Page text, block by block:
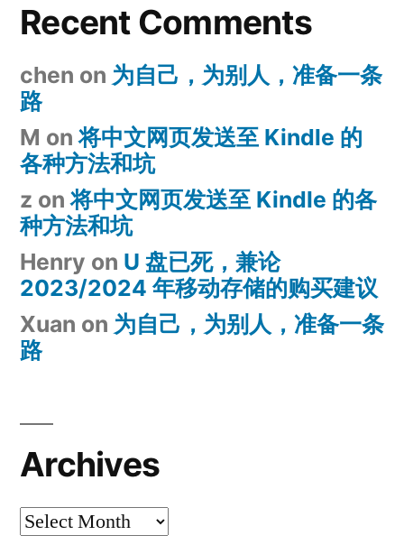
Recent Comments
chen on 为自己，为别人，准备一条
路
M on将中文网页发送至 Kindle 的
各种方法和坑
z on将中文网页发送至 Kindle 的各
种方法和坑
Henry on U 盘已死，兼论
2023/2024 年移动存储的购买建议
Xuan on 为自己，为别人，准备一条
路
Archives
Archives